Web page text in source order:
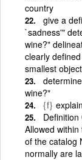
country
give a
`sadness'"
wine?"
clearly
smallest object
wine?"
{f}
Allowed
of the catalog
normally are